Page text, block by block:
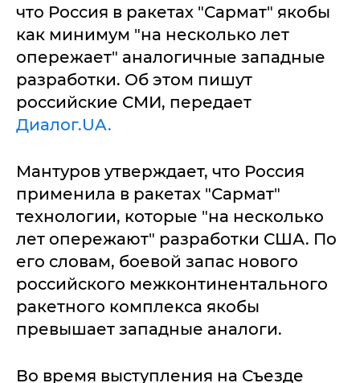
что Россия в ракетах "Сармат" якобы
как минимум "на несколько лет
опережает" аналогичные западные
разработки. Об этом пишут
российские СМИ, передает
Диалог.UA.
Мантуров утверждает, что Россия
применила в ракетах "Сармат"
технологии, которые "на несколько
лет опережают" разработки США. По
его словам, боевой запас нового
российского межконтинентального
ракетного комплекса якобы
превышает западные аналоги.
Во время выступления на Съезде